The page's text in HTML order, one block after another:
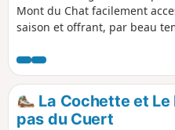
Mont du Chat facilement
saison et offrant, par beau
versant Ouest, depuis l'ancien
neige de Verthemex.
La Cochette et
pas du Cuert